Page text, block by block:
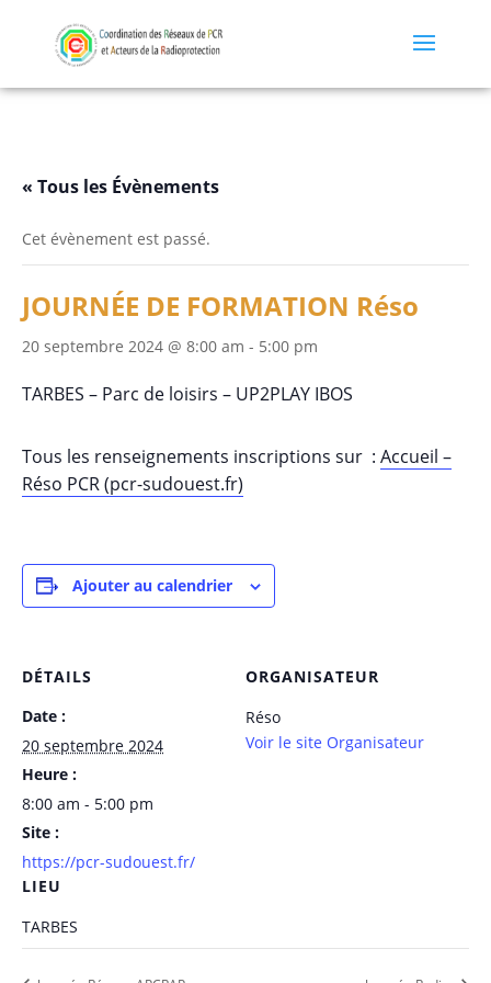
« Tous les Évènements
Cet évènement est passé.
JOURNÉE DE FORMATION Réso
20 septembre 2024 @ 8:00 am - 5:00 pm
TARBES – Parc de loisirs – UP2PLAY IBOS
Tous les renseignements inscriptions sur : Accueil –
Réso PCR (pcr-sudouest.fr)
Ajouter au calendrier
DÉTAILS
Date :
20 septembre 2024
Heure :
8:00 am - 5:00 pm
Site :
https://pcr-sudouest.fr/
LIEU
TARBES
ORGANISATEUR
Réso
Voir le site Organisateur